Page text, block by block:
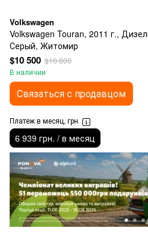
Volkswagen
Volkswagen Touran, 2011 г.,
Серый, Житомир
$10 500 $10 800
В наличии
Связаться с продавцом
Платеж в месяц, грн
6 939 грн. / в месяц